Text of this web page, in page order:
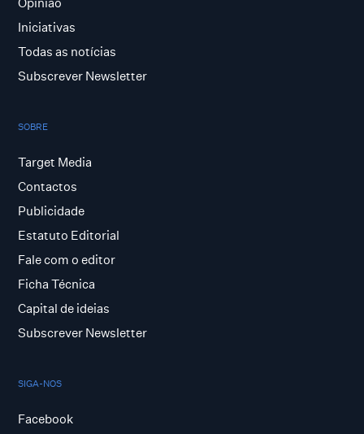
Iniciativas
Todas as notícias
Subscrever Newsletter
SOBRE
Target Media
Contactos
Publicidade
Estatuto Editorial
Fale com o editor
Ficha Técnica
Capital de ideias
Subscrever Newsletter
SIGA-NOS
Facebook